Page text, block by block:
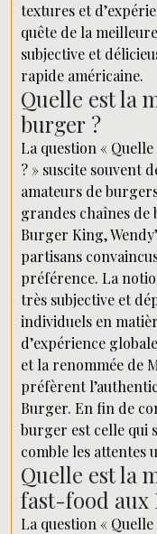
textures et
quête de la
subjective et
rapide américaine.
Quelle est la
burger ?
La question «
? » suscite souvent
amateurs de
grandes chaînes de
Burger King,
partisans
préférence. La
très subjective et
individuels en
d’expérience
et la renommée de
préfèrent
Burger. En fin de
burger est celle qui
comble les attentes
Quelle est la
fast-food aux
La question «